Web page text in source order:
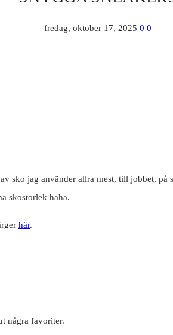
fredag, oktober 17, 2025 0 0
sko jag använder allra mest, till jobbet, på
skostorlek haha.
här.
några favoriter.